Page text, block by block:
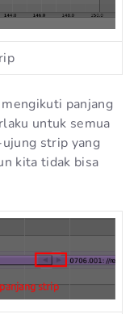
panjang
untuk semua
strip yang
kita tidak bisa